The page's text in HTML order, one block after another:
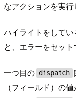
なアクションを実行
ハイライトをして
と、エラーをセット
一つ目の dispatch
（フィールド）の